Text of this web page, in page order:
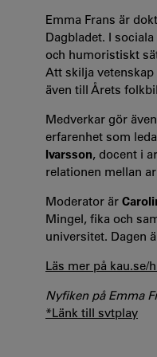
Emma Frans är
Dagbladet. I
och humoristiskt
Att skilja
även till Årets
Medverkar gör även
erfarenhet som
Ivarsson, docent i
relationen mellan
Moderator är
Mingel, fika och
universitet. Dagen
Läs mer på kau.se/
Nyfiken på Emma
*Länk till svtplay